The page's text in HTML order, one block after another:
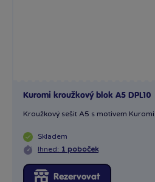
Kuromi kroužkový blok A5 DPL10
Kroužkový sešit A5 s motivem
Skladem
Ihned: 1 poboček
Rezervovat